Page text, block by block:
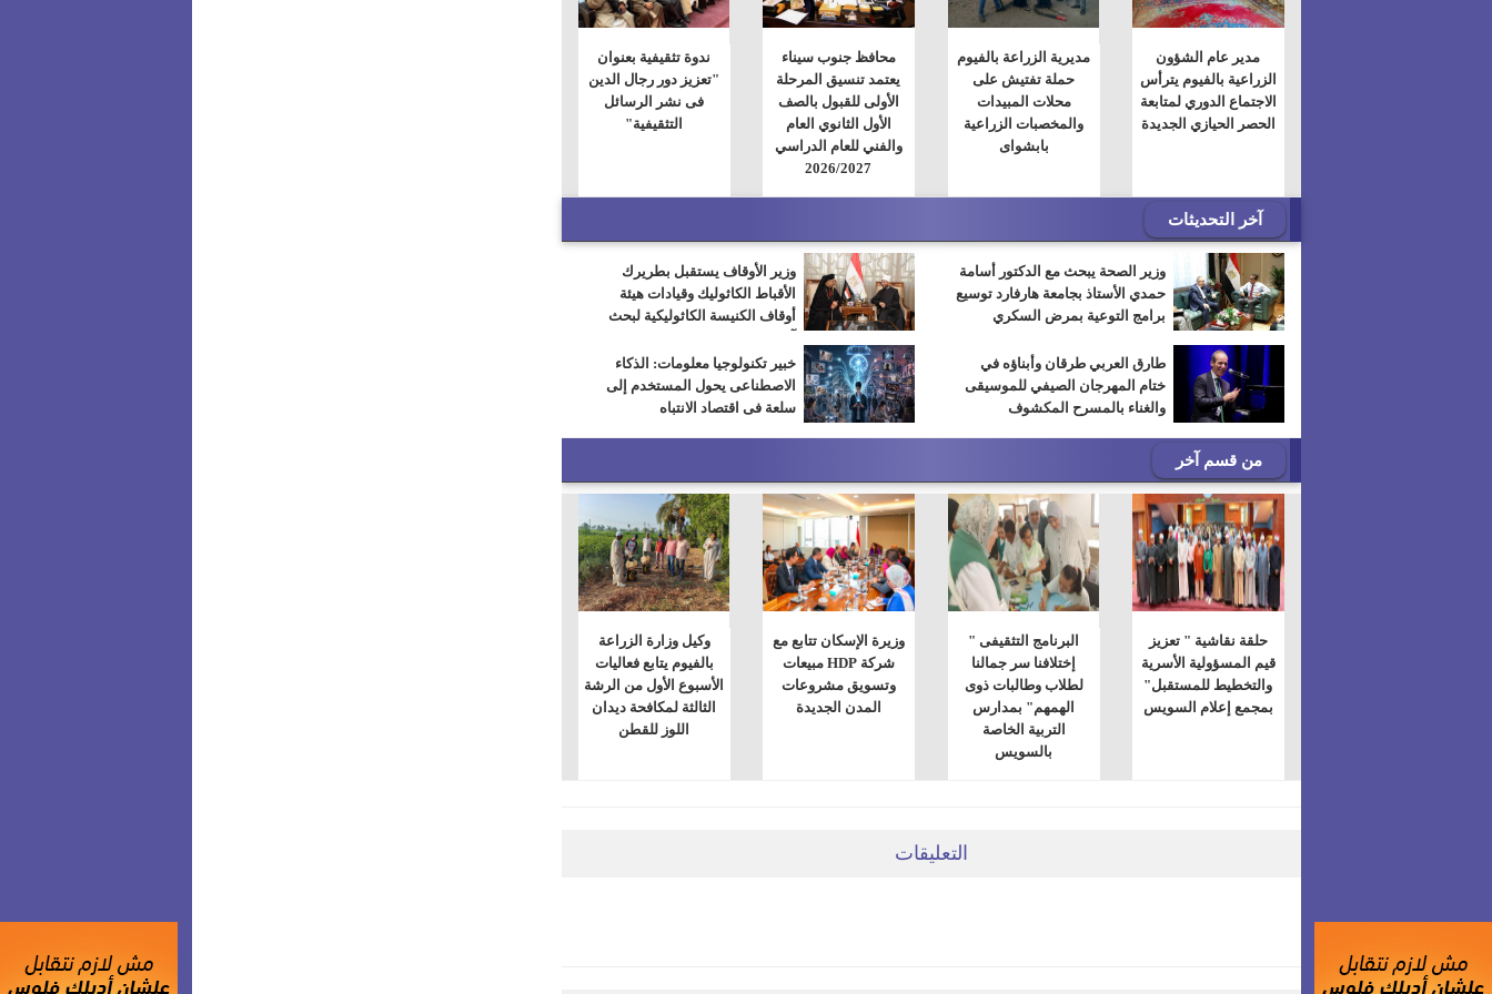
مدير عام الشؤون
الزراعية بالفيوم يترأس
الاجتماع الدوري لمتابعة
الحصر الحيازي الجديدة
مديرية الزراعة بالفيوم
حملة تفتيش على
محلات المبيدات
والمخصبات الزراعية
بابشواى
محافظ جنوب سيناء
يعتمد تنسيق المرحلة
الأولى للقبول بالصف
الأول الثانوي العام
والفني للعام الدراسي
2026/2027
ندوة تثقيفية بعنوان
"تعزيز دور رجال الدين
فى نشر الرسائل
التثقيفية"
آخر التحديثات
وزير الصحة يبحث مع الدكتور أسامة
حمدي الأستاذ بجامعة هارفارد توسيع
برامج التوعية بمرض السكري
وزير الأوقاف يستقبل بطريرك
الأقباط الكاثوليك وقيادات هيئة
أوقاف الكنيسة الكاثوليكية لبحث
طارق العربي طرقان وأبناؤه في
ختام المهرجان الصيفي للموسيقى
والغناء بالمسرح المكشوف
خبير تكنولوجيا معلومات: الذكاء
الاصطناعى يحول المستخدم إلى
سلعة فى اقتصاد الانتباه
من قسم آخر
حلقة نقاشية " تعزيز
قيم المسؤولية الأسرية
والتخطيط للمستقبل"
بمجمع إعلام السويس
البرنامج التثقيفى "
إختلافنا سر جمالنا
لطلاب وطالبات ذوى
الهمهم" بمدارس
التربية الخاصة
بالسويس
وزيرة الإسكان تتابع مع
شركة HDP مبيعات
وتسويق مشروعات
المدن الجديدة
وكيل وزارة الزراعة
بالفيوم يتابع فعاليات
الأسبوع الأول من الرشة
الثالثة لمكافحة ديدان
اللوز للقطن
التعليقات